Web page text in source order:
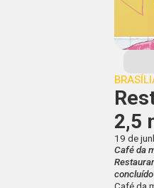
2,5
19 de
Café da